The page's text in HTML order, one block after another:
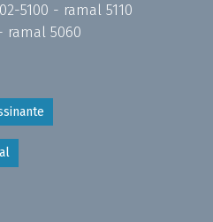
5100 - ramal 5110
ramal 5060